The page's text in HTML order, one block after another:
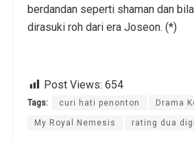
berdandan seperti shaman dan
dirasuki roh dari era Joseon. (*)
Post Views: 654
Tags: curi hati penonton Drama
My Royal Nemesis rating dua